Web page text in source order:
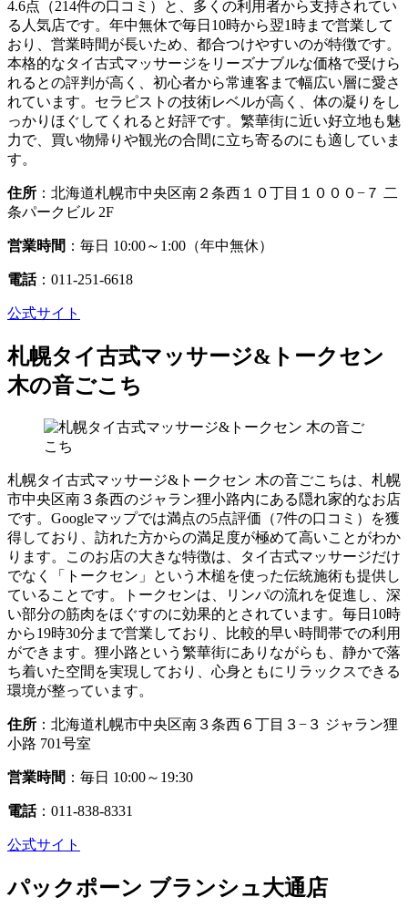
4.6点（214件の口コミ）と、多くの利用者から支持されてい
る人気店です。年中無休で毎日10時から翌1時まで営業して
おり、営業時間が長いため、都合つけやすいのが特徴です。
本格的なタイ古式マッサージをリーズナブルな価格で受けら
れるとの評判が高く、初心者から常連客まで幅広い層に愛さ
れています。セラピストの技術レベルが高く、体の凝りをし
っかりほぐしてくれると好評です。繁華街に近い好立地も魅
力で、買い物帰りや観光の合間に立ち寄るのにも適していま
す。
住所 ：北海道札幌市中央区南２条西１０丁目１０００−７ 二
条パークビル 2F
営業時間 ：毎日 10:00～1:00（年中無休）
電話：011-251-6618
公式サイト
札幌タイ古式マッサージ&トークセン
木の音ごこち
札幌タイ古式マッサージ&トークセン 木の音ごこちは、札幌
市中央区南３条西のジャラン狸小路内にある隠れ家的なお店
です。Googleマップでは満点の5点評価（7件の口コミ）を獲
得しており、訪れた方からの満足度が極めて高いことがわか
ります。このお店の大きな特徴は、タイ古式マッサージだけ
でなく「トークセン」という木槌を使った伝統施術も提供し
ていることです。トークセンは、リンパの流れを促進し、深
い部分の筋肉をほぐすのに効果的とされています。毎日10時
から19時30分まで営業しており、比較的早い時間帯での利用
ができます。狸小路という繁華街にありながらも、静かで落
ち着いた空間を実現しており、心身ともにリラックスできる
環境が整っています。
住所 ：北海道札幌市中央区南３条西６丁目３−３ ジャラン狸
小路 701号室
営業時間 ：毎日 10:00～19:30
電話：011-838-8331
公式サイト
パックポーン ブランシュ大通店